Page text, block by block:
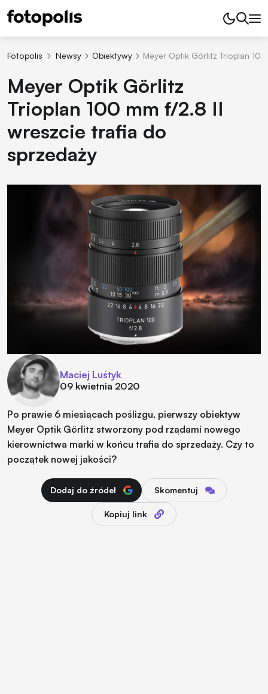
Fotopolis Newsy Obiektywy Meyer Optik Görlitz Trioplan
Meyer Optik Görlitz
Trioplan 100 mm f/2.8 II
wreszcie trafia do
sprzedaży
Maciej Luśtyk
09 kwietnia 2020
Po prawie 6 miesiącach poślizgu, pierwszy obiektyw
Meyer Optik Görlitz stworzony pod rządami nowego
kierownictwa marki w końcu trafia do sprzedaży. Czy to
początek nowej jakości?
Dodaj do źródeł Skomentuj
Kopiuj link